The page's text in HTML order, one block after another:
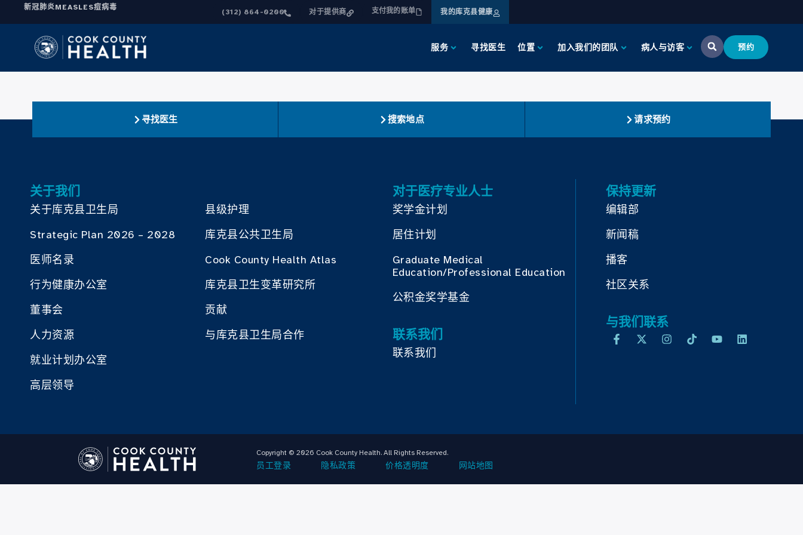
新冠肺炎MEASLES痘病毒
(312) 864-0200 对于提供商 支付我的账单 我的库克县健康
服务 寻找医生 位置 加入我们的团队 病人与访客 预约
寻找医生 搜索地点 请求预约
关于我们
关于库克县卫生局
Strategic Plan 2026 – 2028
医师名录
行为健康办公室
董事会
人力资源
就业计划办公室
高层领导
县级护理
库克县公共卫生局
Cook County Health Atlas
库克县卫生变革研究所
贡献
与库克县卫生局合作
对于医疗专业人士
奖学金计划
居住计划
Graduate Medical
Education/Professional Education
公积金奖学基金
联系我们
联系我们
保持更新
编辑部
新闻稿
播客
社区关系
与我们联系
Copyright © 2026 Cook County Health. All Rights Reserved.
员工登录 隐私政策 价格透明度 网站地图